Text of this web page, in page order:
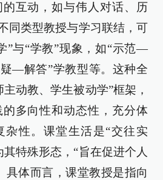
互动，如与伟人对话、历
同类型教授与学习联结，可
”与“学教”现象，如“示范—
—解答”学教型等。这种全
动教、学生被动学”框架，
多向性和动态性，充分体
杂性。课堂生活是“交往实
特殊形态，“旨在促进个人
具体而言，课堂教授是指向